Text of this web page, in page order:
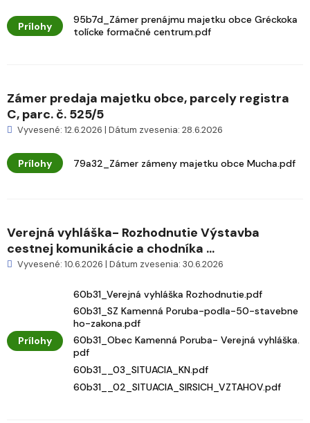
Prílohy
95b7d_Zámer prenájmu majetku obce Gréckoka
tolícke formačné centrum.pdf
Zámer predaja majetku obce, parcely registra
C, parc. č. 525/5
Vyvesené: 12.6.2026 | Dátum zvesenia: 28.6.2026
Prílohy 79a32_Zámer zámeny majetku obce Mucha.pdf
Verejná vyhláška- Rozhodnutie Výstavba
cestnej komunikácie a chodníka ...
Vyvesené: 10.6.2026 | Dátum zvesenia: 30.6.2026
Prílohy
60b31_Verejná vyhláška Rozhodnutie.pdf
60b31_SZ Kamenná Poruba-podla-50-stavebne
ho-zakona.pdf
60b31_Obec Kamenná Poruba- Verejná vyhláška.
pdf
60b31__03_SITUACIA_KN.pdf
60b31__02_SITUACIA_SIRSICH_VZTAHOV.pdf